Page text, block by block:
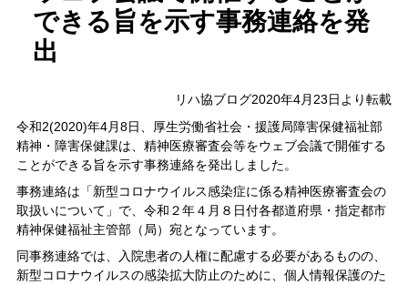
できる旨を示す事務連絡を発
出
リハ協ブログ2020年4月23日より転載
令和2(2020)年4月8日、厚生労働省社会・援護局障害保健福祉部
精神・障害保健課は、精神医療審査会等をウェブ会議で開催する
ことができる旨を示す事務連絡を発出しました。
事務連絡は「新型コロナウイルス感染症に係る精神医療審査会の
取扱いについて」で、令和２年４月８日付各都道府県・指定都市
精神保健福祉主管部（局）宛となっています。
同事務連絡では、入院患者の人権に配慮する必要があるものの、
新型コロナウイルスの感染拡大防止のために、個人情報保護のた